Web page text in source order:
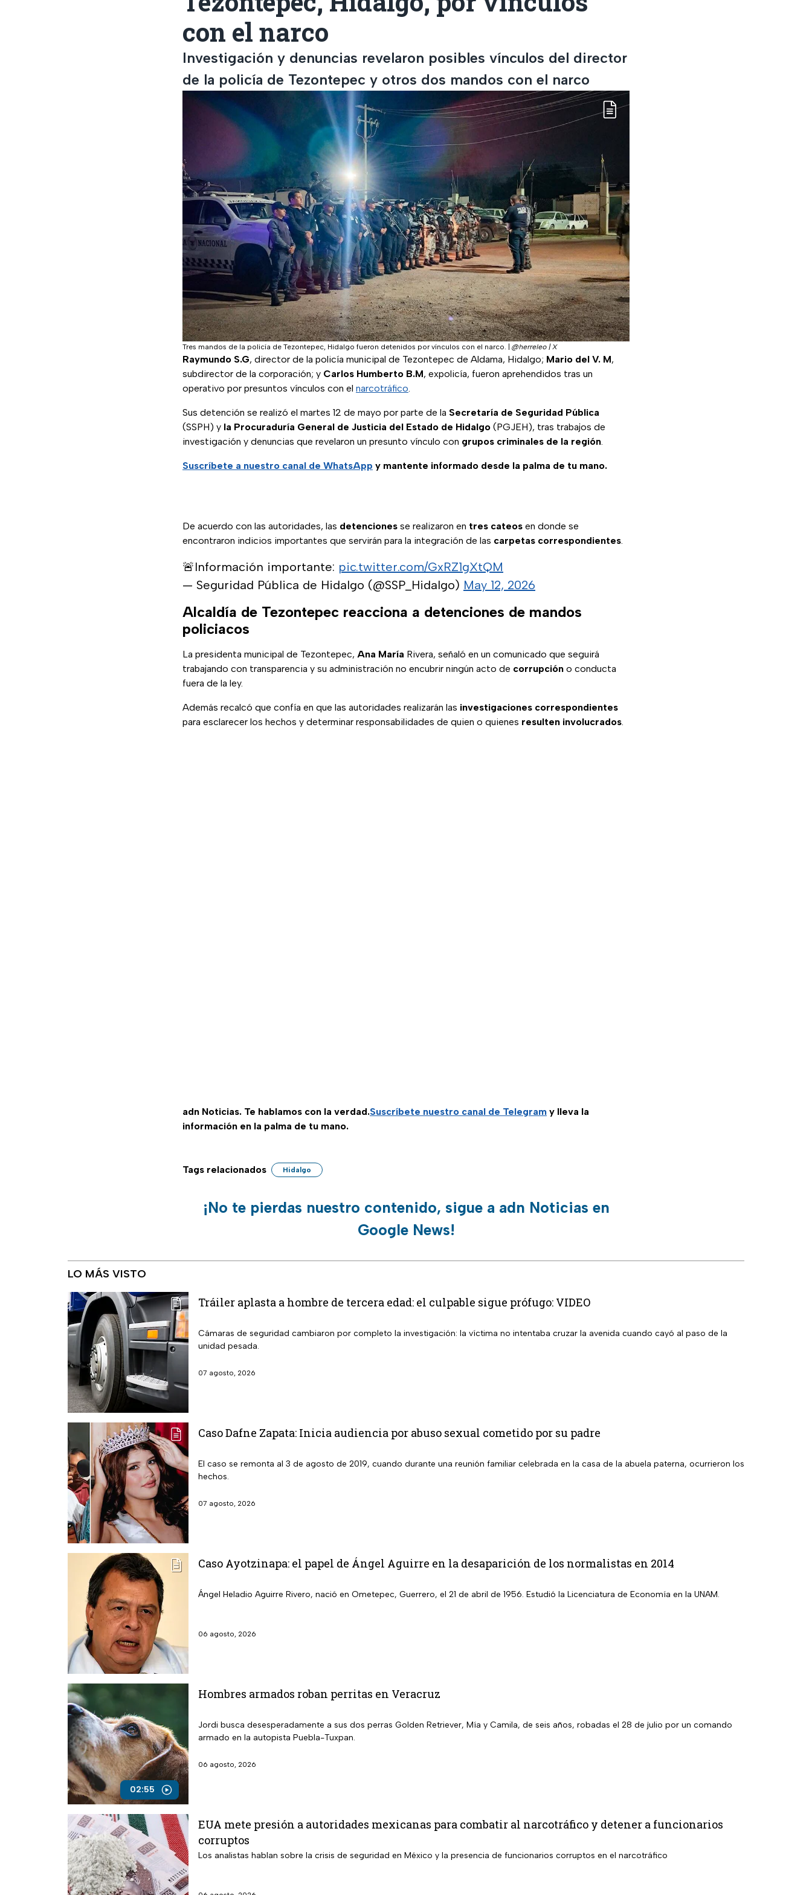
con el narco
Investigación y denuncias revelaron posibles vínculos del director
de la policía de Tezontepec y otros dos mandos con el narco
Tres mandos de la policía de Tezontepec, Hidalgo fueron detenidos por vínculos con el narco. @herreleo | X
Raymundo S.G, director de la policía municipal de Tezontepec de Aldama, Hidalgo; Mario del V. M,
subdirector de la corporación; y Carlos Humberto B.M, expolicía, fueron aprehendidos tras un
operativo por presuntos vínculos con el narcotráfico.
Sus detención se realizó el martes 12 de mayo por parte de la Secretaría de Seguridad Pública
(SSPH) y la Procuraduría General de Justicia del Estado de Hidalgo (PGJEH), tras trabajos de
investigación y denuncias que revelaron un presunto vínculo con grupos criminales de la región.
Suscríbete a nuestro canal de WhatsApp y mantente informado desde la palma de tu mano.
De acuerdo con las autoridades, las detenciones se realizaron en tres cateos en donde se
encontraron indicios importantes que servirán para la integración de las carpetas correspondientes.
🚨Información importante: pic.twitter.com/GxRZ1gXtQM
— Seguridad Pública de Hidalgo (@SSP_Hidalgo) May 12, 2026
Alcaldía de Tezontepec reacciona a detenciones de mandos
policiacos
La presidenta municipal de Tezontepec, Ana María Rivera, señaló en un comunicado que seguirá
trabajando con transparencia y su administración no encubrir ningún acto de corrupción o conducta
fuera de la ley.
Además recalcó que confía en que las autoridades realizarán las investigaciones correspondientes
para esclarecer los hechos y determinar responsabilidades de quien o quienes resulten involucrados.
adn Noticias. Te hablamos con la verdad.Suscríbete nuestro canal de Telegram y lleva la
información en la palma de tu mano.
Tags relacionados Hidalgo
¡No te pierdas nuestro contenido, sigue a adn Noticias en
Google News!
LO MÁS VISTO
Tráiler aplasta a hombre de tercera edad: el culpable sigue prófugo: VIDEO
Cámaras de seguridad cambiaron por completo la investigación: la víctima no intentaba cruzar la avenida cuando cayó al paso de la
unidad pesada.
07 agosto, 2026
Caso Dafne Zapata: Inicia audiencia por abuso sexual cometido por su padre
El caso se remonta al 3 de agosto de 2019, cuando durante una reunión familiar celebrada en la casa de la abuela paterna, ocurrieron los
hechos.
07 agosto, 2026
Caso Ayotzinapa: el papel de Ángel Aguirre en la desaparición de los normalistas en 2014
Ángel Heladio Aguirre Rivero, nació en Ometepec, Guerrero, el 21 de abril de 1956. Estudió la Licenciatura de Economía en la UNAM.
06 agosto, 2026
02:55
Hombres armados roban perritas en Veracruz
Jordi busca desesperadamente a sus dos perras Golden Retriever, Mía y Camila, de seis años, robadas el 28 de julio por un comando
armado en la autopista Puebla-Tuxpan.
06 agosto, 2026
EUA mete presión a autoridades mexicanas para combatir al narcotráfico y detener a funcionarios
corruptos
Los analistas hablan sobre la crisis de seguridad en México y la presencia de funcionarios corruptos en el narcotráfico